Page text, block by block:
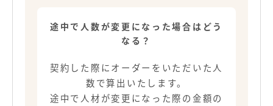
途中で人数が変更になった場合はどう
なる？
契約した際にオーダーをいただいた人
数で算出いたします。
途中で人材が変更になった際の金額の